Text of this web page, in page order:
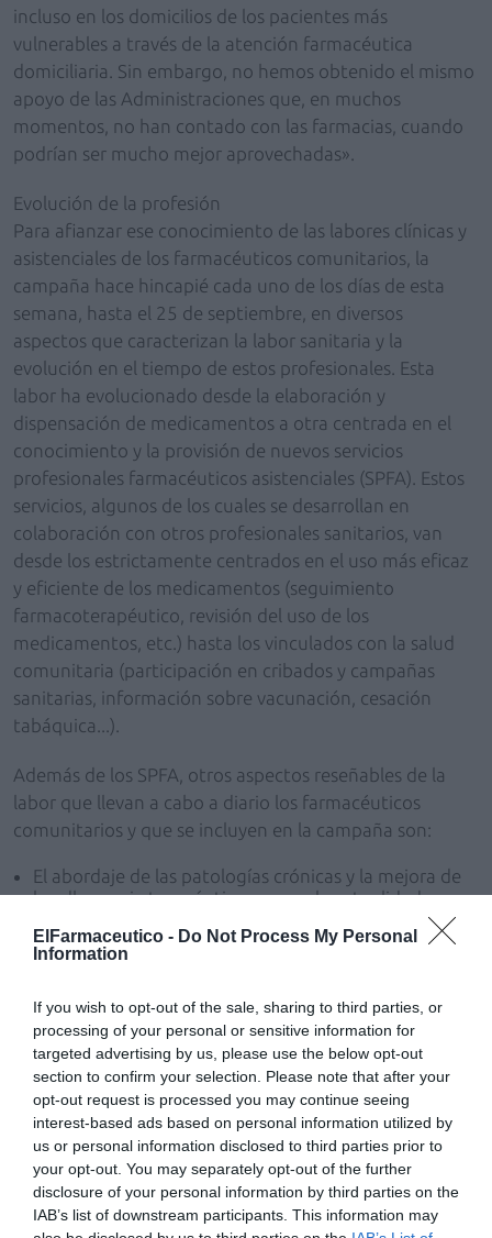
ElFarmaceutico - Do Not Process My Personal
Information
If you wish to opt-out of the sale, sharing to third parties, or
processing of your personal or sensitive information for
targeted advertising by us, please use the below opt-out
section to confirm your selection. Please note that after your
opt-out request is processed you may continue seeing
interest-based ads based on personal information utilized by
us or personal information disclosed to third parties prior to
your opt-out. You may separately opt-out of the further
disclosure of your personal information by third parties on the
IAB’s list of downstream participants. This information may
incluso en los domicilios de los pacientes más
vulnerables a través de la atención farmacéutica
domiciliaria. Sin embargo, no hemos obtenido el mismo
apoyo de las Administraciones que, en muchos
momentos, no han contado con las farmacias, cuando
podrían ser mucho mejor aprovechadas».
Evolución de la profesión
Para afianzar ese conocimiento de las labores clínicas y
asistenciales de los farmacéuticos comunitarios, la
campaña hace hincapié cada uno de los días de esta
semana, hasta el 25 de septiembre, en diversos
aspectos que caracterizan la labor sanitaria y la
evolución en el tiempo de estos profesionales. Esta
labor ha evolucionado desde la elaboración y
dispensación de medicamentos a otra centrada en el
conocimiento y la provisión de nuevos servicios
profesionales farmacéuticos asistenciales (SPFA). Estos
servicios, algunos de los cuales se desarrollan en
colaboración con otros profesionales sanitarios, van
desde los estrictamente centrados en el uso más eficaz
y eficiente de los medicamentos (seguimiento
farmacoterapéutico, revisión del uso de los
medicamentos, etc.) hasta los vinculados con la salud
comunitaria (participación en cribados y campañas
sanitarias, información sobre vacunación, cesación
tabáquica...).
Además de los SPFA, otros aspectos reseñables de la
labor que llevan a cabo a diario los farmacéuticos
comunitarios y que se incluyen en la campaña son:
El abordaje de las patologías crónicas y la mejora de
la adherencia terapéutica que, en la actualidad
supone un auténtico problema de salud pública, pues
se estima que prácticamente el 50% de los pacientes
crónicos no cumple adecuadamente su tratamiento.
(gripes, resfriados, acidez, problemas dermatológicos,
dolor leve, etc.), ya que a través del servicio de
indicación farmacéutica los farmacéuticos pueden
resolver hasta el 70% de estas consultas sin
necesidad de que los pacientes tengan que
trasladarse al centro de salud, lo que no solo
contribuye a la salud de los pacientes, sino que
también reduce la presión asistencial y genera
ahorros en el sistema.
La promoción y educación de la salud, pues la red de